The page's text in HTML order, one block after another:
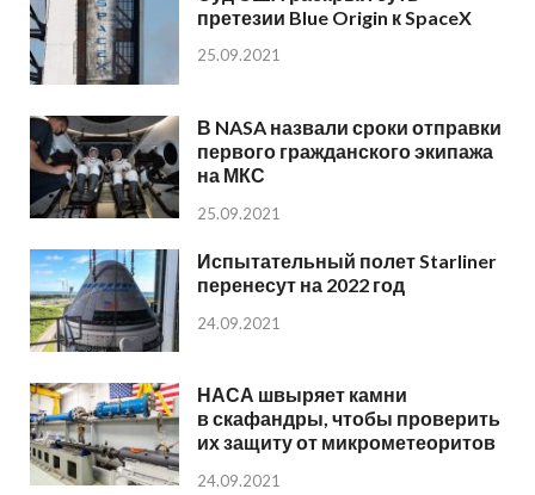
претезии Blue Origin к SpaceX
25.09.2021
В NASA назвали сроки отправки
первого гражданского экипажа
на МКС
25.09.2021
Испытательный полет Starliner
перенесут на 2022 год
24.09.2021
НАСА швыряет камни
в скафандры, чтобы проверить
их защиту от микрометеоритов
24.09.2021